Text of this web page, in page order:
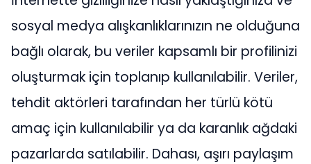
sosyal medya alışkanlıklarınızın ne olduğuna
bağlı olarak, bu veriler kapsamlı bir profilinizi
oluşturmak için toplanıp kullanılabilir. Veriler,
tehdit aktörleri tarafından her türlü kötü
amaç için kullanılabilir ya da karanlık ağdaki
pazarlarda satılabilir. Dahası, aşırı paylaşım